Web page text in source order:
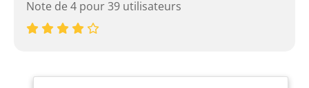
Note de 4 pour 39 utilisateurs